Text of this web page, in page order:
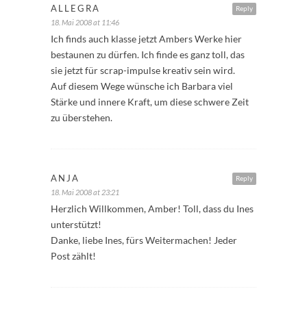
Reply
ALLEGRA
18. Mai 2008 at 11:46
Ich finds auch klasse jetzt Ambers Werke hier
bestaunen zu dürfen. Ich finde es ganz toll, das
sie jetzt für scrap-impulse kreativ sein wird.
Auf diesem Wege wünsche ich Barbara viel
Stärke und innere Kraft, um diese schwere Zeit
zu überstehen.
Reply
ANJA
18. Mai 2008 at 23:21
Herzlich Willkommen, Amber! Toll, dass du Ines
unterstützt!
Danke, liebe Ines, fürs Weitermachen! Jeder
Post zählt!